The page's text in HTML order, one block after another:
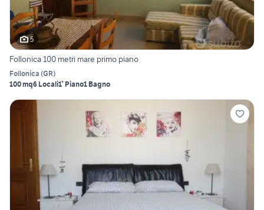
5
Follonica 100 metri mare primo piano
Follonica (GR)
100 mq6 Locali1° Piano1 Bagno